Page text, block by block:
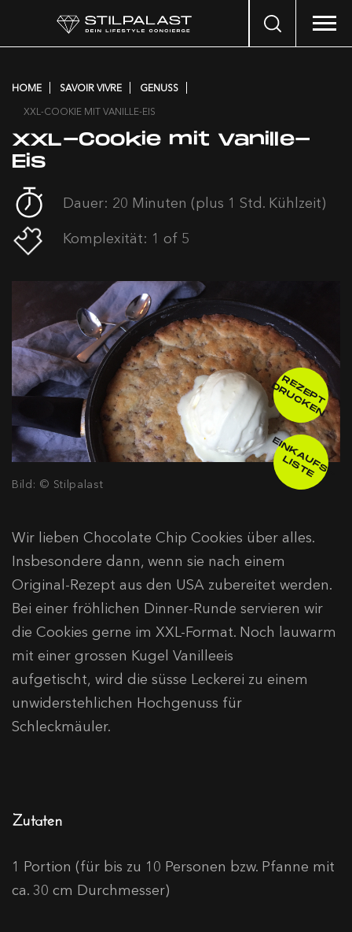
Search
HOME SAVOIR VIVRE
GENUSS
XXL-COOKIE MIT VANILLE-EIS
XXL-Cookie mit Vanille-
Eis
Dauer: 20 Minuten (plus 1 Std. Kühlzeit)
Komplexität: 1 of 5
Bild: © Stilpalast
R
E
Z
E
P
T
D
R
U
C
K
E
N
E
IN
K
A
U
F
S
-
L
IS
T
E
Wir lieben Chocolate Chip Cookies über alles.
Insbesondere dann, wenn sie nach einem
Original-Rezept aus den USA zubereitet werden.
Bei einer fröhlichen Dinner-Runde servieren wir
die Cookies gerne im XXL-Format. Noch lauwarm
mit einer grossen Kugel Vanilleeis
aufgetischt, wird die süsse Leckerei zu einem
unwiderstehlichen Hochgenuss für
Schleckmäuler.
Zutaten
1 Portion (für bis zu 10 Personen bzw. Pfanne mit
ca. 30 cm Durchmesser)